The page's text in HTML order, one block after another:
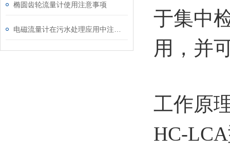
椭圆齿轮流量计使用注意事项
于集中
用，并
工作原
HC-